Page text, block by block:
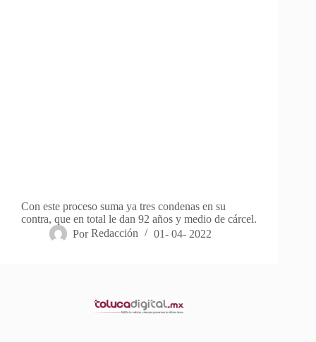
Con este proceso suma ya tres condenas en su
contra, que en total le dan 92 años y medio de cárcel.
Por Redacción 01- 04- 2022